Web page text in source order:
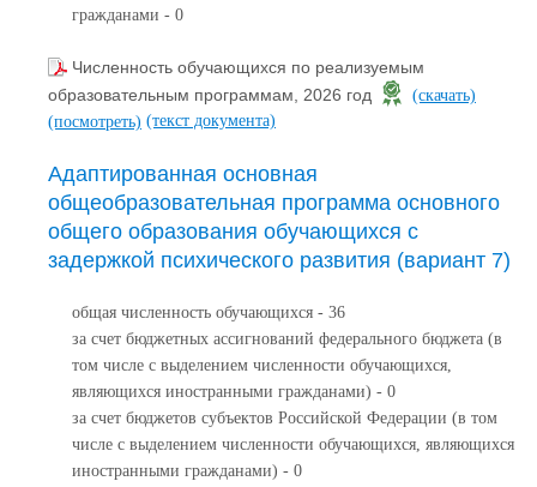
гражданами - 0
Численность обучающихся по реализуемым
образовательным программам, 2026 год
(скачать)
(посмотреть) (текст документа)
Адаптированная основная
общеобразовательная программа основного
общего образования обучающихся с
задержкой психического развития (вариант 7)
общая численность обучающихся - 36
за счет бюджетных ассигнований федерального бюджета (в
том числе с выделением численности обучающихся,
являющихся иностранными гражданами) - 0
за счет бюджетов субъектов Российской Федерации (в том
числе с выделением численности обучающихся, являющихся
иностранными гражданами) - 0